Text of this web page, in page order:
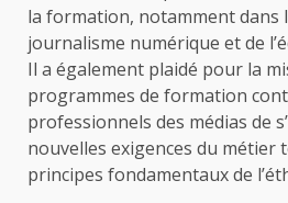
la formation, notamment dans
journalisme numérique et de
Il a également plaidé pour la
programmes de formation
professionnels des médias de
nouvelles exigences du métier
principes fondamentaux de